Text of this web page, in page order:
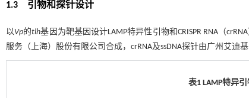
1.3 引物和探针设计
以Vp的tlh基因为靶基因设计LAMP特异性引物和CRISPR RNA（
服务（上海）股份有限公司合成，crRNA及ssDNA探针由广州艾迪
表1 LAMP特异引